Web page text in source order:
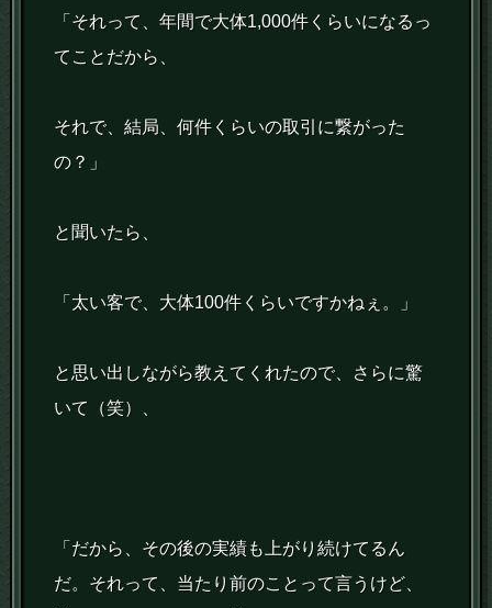
「それって、年間で大体1,000件くらいになるっ
てことだから、
それで、結局、何件くらいの取引に繋がった
の？」
と聞いたら、
「太い客で、大体100件くらいですかねぇ。」
と思い出しながら教えてくれたので、さらに驚
いて（笑）、
「だから、その後の実績も上がり続けてるん
だ。それって、当たり前のことって言うけど、